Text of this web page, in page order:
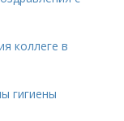
коллеге в
гигиены